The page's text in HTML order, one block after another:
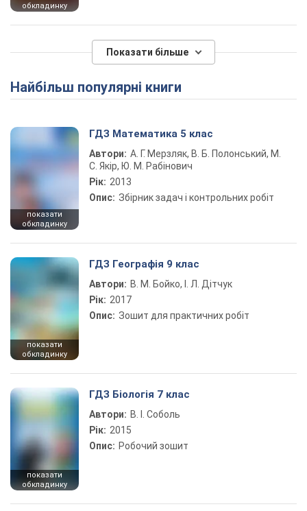
обкладинку
Показати більше
Найбільш популярні книги
показати
обкладинку
ГДЗ Математика 5 клас
Автори: А. Г. Мерзляк, В. Б. Полонський, М.
С. Якір, Ю. М. Рабінович
Рік: 2013
Опис: Збірник задач і контрольних робіт
показати
обкладинку
ГДЗ Географія 9 клас
Автори: В. М. Бойко, І. Л. Дітчук
Рік: 2017
Опис: Зошит для практичних робіт
показати
обкладинку
ГДЗ Біологія 7 клас
Автори: В. І. Соболь
Рік: 2015
Опис: Робочий зошит